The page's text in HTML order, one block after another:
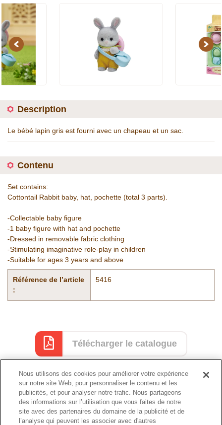
Previous Next
Description
Le bébé lapin gris est fourni avec un chapeau et un sac.
Contenu
Set contains:
Cottontail Rabbit baby, hat, pochette (total 3 parts).
-Collectable baby figure
-1 baby figure with hat and pochette
-Dressed in removable fabric clothing
-Stimulating imaginative role-play in children
-Suitable for ages 3 years and above
Référence de l’article
:
5416
Télécharger le catalogue
Catalogue
Nous utilisons des cookies pour améliorer votre expérience
sur notre site Web, pour personnaliser le contenu et les
publicités, et pour analyser notre trafic. Nous partageons
des informations sur l’utilisation que vous faites de notre
site avec des partenaires du domaine de la publicité et de
l’analyse qui peuvent les associer avec d'autres